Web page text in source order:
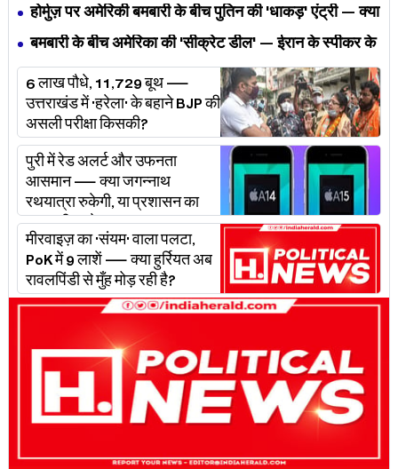
— MP के बच्चों का निवाला कौन निगल रहा है?
होर्मुज़ पर अमेरिकी बमबारी के बीच पुतिन की 'धाकड़' एंट्री — क्या
ट्रंप-ईरान की जंग अब महायुद्ध बनेगी?
बमबारी के बीच अमेरिका की 'सीक्रेट डील' — ईरान के स्पीकर के
खुलासे ने असली खेल बेनक़ाब किया?
6 लाख पौधे, 11,729 बूथ —
उत्तराखंड में 'हरेला' के बहाने BJP की
असली परीक्षा किसकी?
पुरी में रेड अलर्ट और उफनता
आसमान — क्या जगन्नाथ
रथयात्रा रुकेगी, या प्रशासन का
'प्लान बी' चलेगा?
मीरवाइज़ का 'संयम' वाला पलटा,
PoK में 9 लाशें — क्या हुर्रियत अब
रावलपिंडी से मुँह मोड़ रही है?